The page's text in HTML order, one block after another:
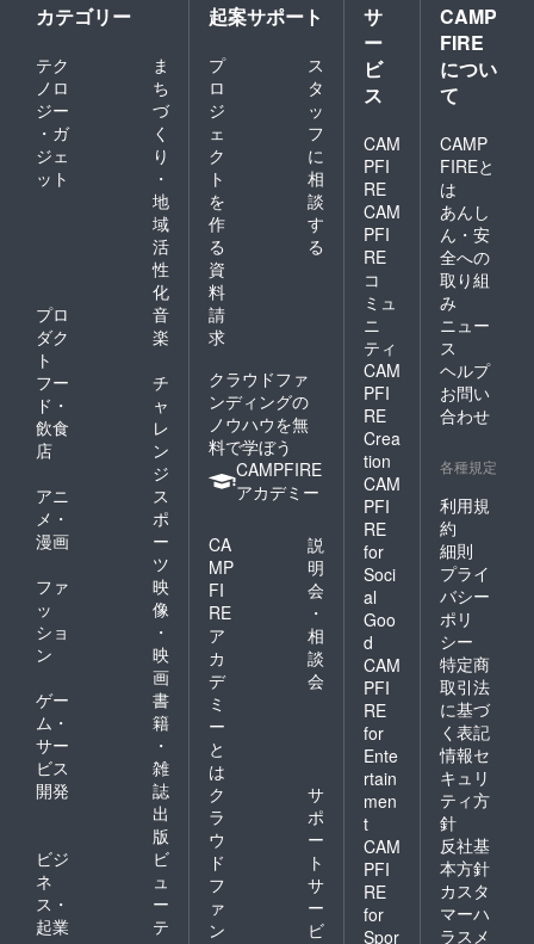
カテゴリー
テク
ノロ
ジー
・ガ
ジェ
ット
ま
ち
づ
く
り
・
地
域
活
性
化
プロ
ダク
ト
音
楽
フー
ド・
飲食
店
チ
ャ
レ
ン
ジ
アニ
メ・
漫画
ス
ポ
ー
ツ
ファ
ッ
ショ
ン
映
像
・
映
画
ゲー
ム・
サー
ビス
開発
書
籍
・
雑
誌
出
版
ビジ
ネ
ス・
起業
ビ
ュ
ー
テ
起案サポート
プ
ロ
ジ
ェ
ク
ト
を
作
る
ス
タ
ッ
フ
に
相
談
す
る
資
料
請
求
クラウドファ
ンディングの
ノウハウを無
料で学ぼう
CAMPFIRE
アカデミー
CA
MP
FI
RE
ア
カ
デ
ミ
ー
と
は
説
明
会
・
相
談
会
ク
ラ
ウ
ド
フ
ァ
ン
サ
ポ
ー
ト
サ
ー
ビ
サ
ー
ビ
ス
CAM
PFI
RE
CAM
PFI
RE
コ
ミュ
ニ
ティ
CAM
PFI
RE
Crea
tion
CAM
PFI
RE
for
Soci
al
Goo
d
CAM
PFI
RE
for
Ente
rtain
men
t
CAM
PFI
RE
for
Spor
CAMP
FIRE
につい
て
CAMP
FIREと
は
あんし
ん・安
全への
取り組
み
ニュー
ス
ヘルプ
お問い
合わせ
各種規定
利用規
約
細則
プライ
バシー
ポリ
シー
特定商
取引法
に基づ
く表記
情報セ
キュリ
ティ方
針
反社基
本方針
カスタ
マーハ
ラスメ